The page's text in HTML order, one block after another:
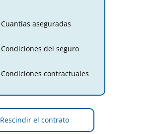
Cuantías aseguradas
Condiciones del seguro
Condiciones contractuales
Rescindir el contrato(öffnet